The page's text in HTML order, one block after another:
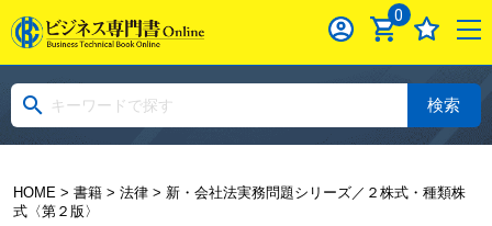
0
検索
HOME> 書籍> 法律> 新・会社法実務問題シリーズ／２株式・種類株
式〈第２版〉